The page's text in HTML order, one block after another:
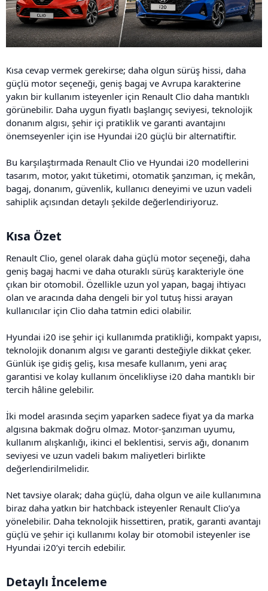
Kısa cevap vermek gerekirse; daha olgun sürüş hissi, daha
güçlü motor seçeneği, geniş bagaj ve Avrupa karakterine
yakın bir kullanım isteyenler için Renault Clio daha mantıklı
görünebilir. Daha uygun fiyatlı başlangıç seviyesi, teknolojik
donanım algısı, şehir içi pratiklik ve garanti avantajını
önemseyenler için ise Hyundai i20 güçlü bir alternatiftir.
Bu karşılaştırmada Renault Clio ve Hyundai i20 modellerini
tasarım, motor, yakıt tüketimi, otomatik şanzıman, iç mekân,
bagaj, donanım, güvenlik, kullanıcı deneyimi ve uzun vadeli
sahiplik açısından detaylı şekilde değerlendiriyoruz.
Kısa Özet​
Renault Clio, genel olarak daha güçlü motor seçeneği, daha
geniş bagaj hacmi ve daha oturaklı sürüş karakteriyle öne
çıkan bir otomobil. Özellikle uzun yol yapan, bagaj ihtiyacı
olan ve aracında daha dengeli bir yol tutuş hissi arayan
kullanıcılar için Clio daha tatmin edici olabilir.
Hyundai i20 ise şehir içi kullanımda pratikliği, kompakt yapısı,
teknolojik donanım algısı ve garanti desteğiyle dikkat çeker.
Günlük işe gidiş geliş, kısa mesafe kullanım, yeni araç
garantisi ve kolay kullanım öncelikliyse i20 daha mantıklı bir
tercih hâline gelebilir.
İki model arasında seçim yaparken sadece fiyat ya da marka
algısına bakmak doğru olmaz. Motor-şanzıman uyumu,
kullanım alışkanlığı, ikinci el beklentisi, servis ağı, donanım
seviyesi ve uzun vadeli bakım maliyetleri birlikte
değerlendirilmelidir.
Net tavsiye olarak; daha güçlü, daha olgun ve aile kullanımına
biraz daha yatkın bir hatchback isteyenler Renault Clio’ya
yönelebilir. Daha teknolojik hissettiren, pratik, garanti avantajı
güçlü ve şehir içi kullanımı kolay bir otomobil isteyenler ise
Hyundai i20’yi tercih edebilir.
Detaylı İnceleme​